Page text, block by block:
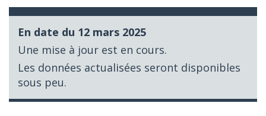
En date du 12 mars 2025
Une mise à jour est en cours.
Les données actualisées seront disponibles
sous peu.